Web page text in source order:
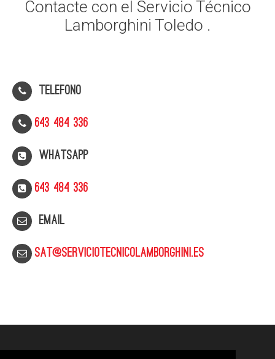
Contacte con el Servicio Técnico
Lamborghini Toledo .
Telefono
643 484 336
WhatsApp
643 484 336
Email
sat@serviciotecnicolamborghini.es